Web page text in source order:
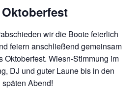
wir die Boote feierlich
feiern anschließend gemeinsam
Oktoberfest. Wiesn-Stimmung im
DJ und guter Laune bis in den
späten Abend!